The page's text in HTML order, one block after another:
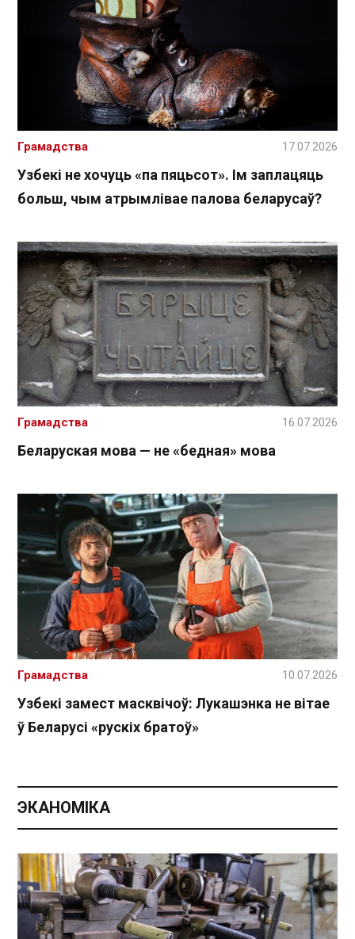
Узбекі не хочуць «па пяцьсот». Ім заплацяць
больш, чым атрымлівае палова беларусаў?
Грамадства 17.07.2026
Беларуская мова — не «бедная» мова
Грамадства 16.07.2026
Узбекі замест масквічоў: Лукашэнка не вітае
ў Беларусі «рускіх братоў»
Грамадства 10.07.2026
ЭКАНОМІКА